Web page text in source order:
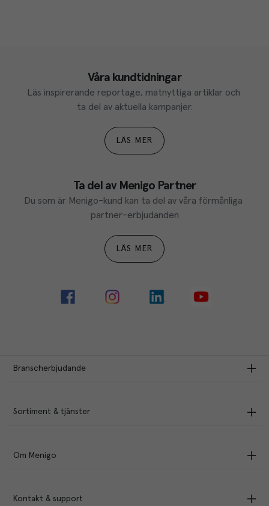
Våra kundtidningar
Läs inspirerande reportage, matnyttiga artiklar och
ta del av aktuella kampanjer.
LÄS MER
Ta del av Menigo Partner
Du som är Menigo-kund kan ta del av våra förmånliga
partner-erbjudanden
LÄS MER
Branscherbjudande
Sortiment & tjänster
Om Menigo
Kontakt & support